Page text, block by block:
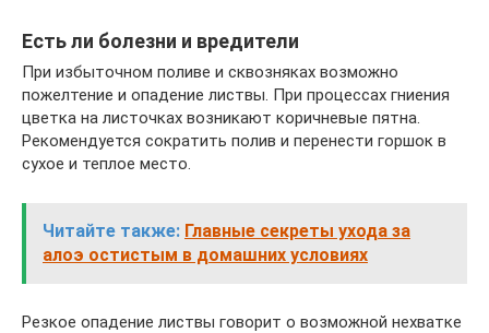
Есть ли болезни и вредители
При избыточном поливе и сквозняках возможно
пожелтение и опадение листвы. При процессах гниения
цветка на листочках возникают коричневые пятна.
Рекомендуется сократить полив и перенести горшок в
сухое и теплое место.
Читайте также: Главные секреты ухода за
алоэ остистым в домашних условиях
Резкое опадение листвы говорит о возможной нехватке